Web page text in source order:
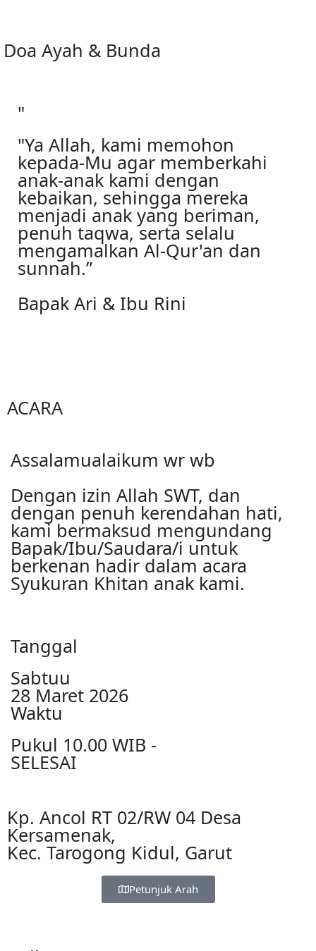
Doa Ayah & Bunda
"
"Ya Allah, kami memohon
kepada-Mu agar memberkahi
anak-anak kami dengan
kebaikan, sehingga mereka
menjadi anak yang beriman,
penuh taqwa, serta selalu
mengamalkan Al-Qur'an dan
sunnah.”
Bapak Ari & Ibu Rini
ACARA
Assalamualaikum wr wb
Dengan izin Allah SWT, dan
dengan penuh kerendahan hati,
kami bermaksud mengundang
Bapak/Ibu/Saudara/i untuk
berkenan hadir dalam acara
Syukuran Khitan anak kami.
Tanggal
Sabtuu
28 Maret 2026
Waktu
Pukul 10.00 WIB -
SELESAI
Kp. Ancol RT 02/RW 04 Desa
Kersamenak,
Kec. Tarogong Kidul, Garut
Petunjuk Arah